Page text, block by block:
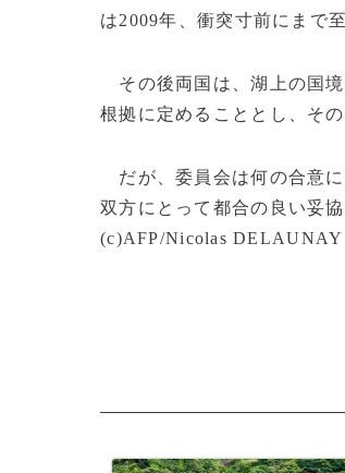
は2009年、衝突寸前にまで至
その後両国は、湖上の国境
根拠に定めることとし、そ
だが、委員会は何の合意に
双方にとって都合の良い妥
(c)AFP/Nicolas DELAUNAY